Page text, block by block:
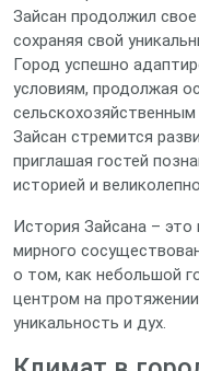
Зайсан продолжил
сохраняя свой
Город успешно
условиям, продолжая
Зайсан стремится
приглашая гостей
историей и
История Зайсана – это
мирного
о том, как небольшой
центром на
уникальность и дух.